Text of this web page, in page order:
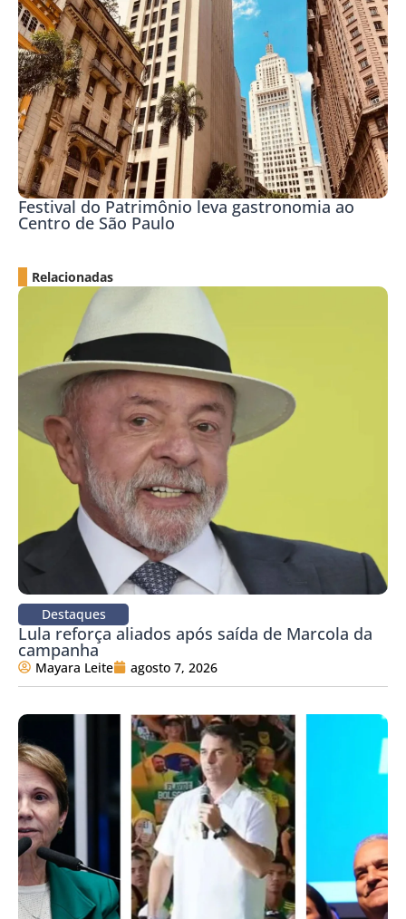
Festival do Patrimônio leva gastronomia ao
Centro de São Paulo
Relacionadas
Destaques
Lula reforça aliados após saída de Marcola da
campanha
Mayara Leite agosto 7, 2026